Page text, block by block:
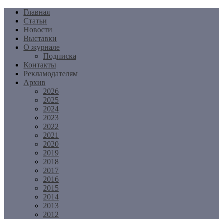
Перейти
содержимому
Главная
Статьи
Новости
Выставки
О журнале
Подписка
Контакты
Рекламодателям
Архив
2026
2025
2024
2023
2022
2021
2020
2019
2018
2017
2016
2015
2014
2013
2012